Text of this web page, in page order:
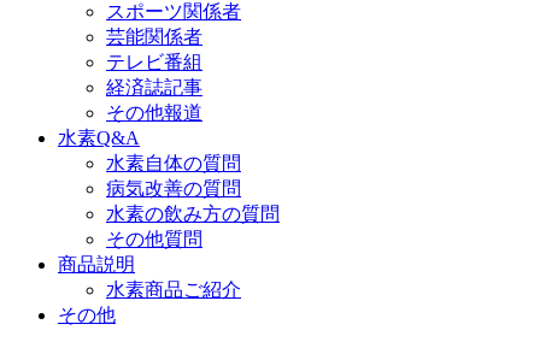
スポーツ関係者
芸能関係者
テレビ番組
経済誌記事
その他報道
水素Q&A
水素自体の質問
病気改善の質問
水素の飲み方の質問
その他質問
商品説明
水素商品ご紹介
その他